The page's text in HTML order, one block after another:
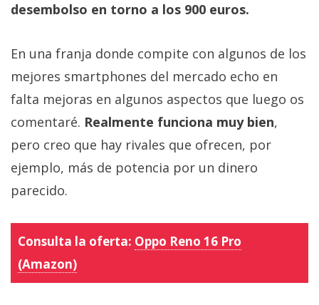
desembolso en torno a los 900 euros.
En una franja donde compite con algunos de los
mejores smartphones del mercado echo en
falta mejoras en algunos aspectos que luego os
comentaré. Realmente funciona muy bien,
pero creo que hay rivales que ofrecen, por
ejemplo, más de potencia por un dinero
parecido.
Consulta la oferta: Oppo Reno 16 Pro
(Amazon)